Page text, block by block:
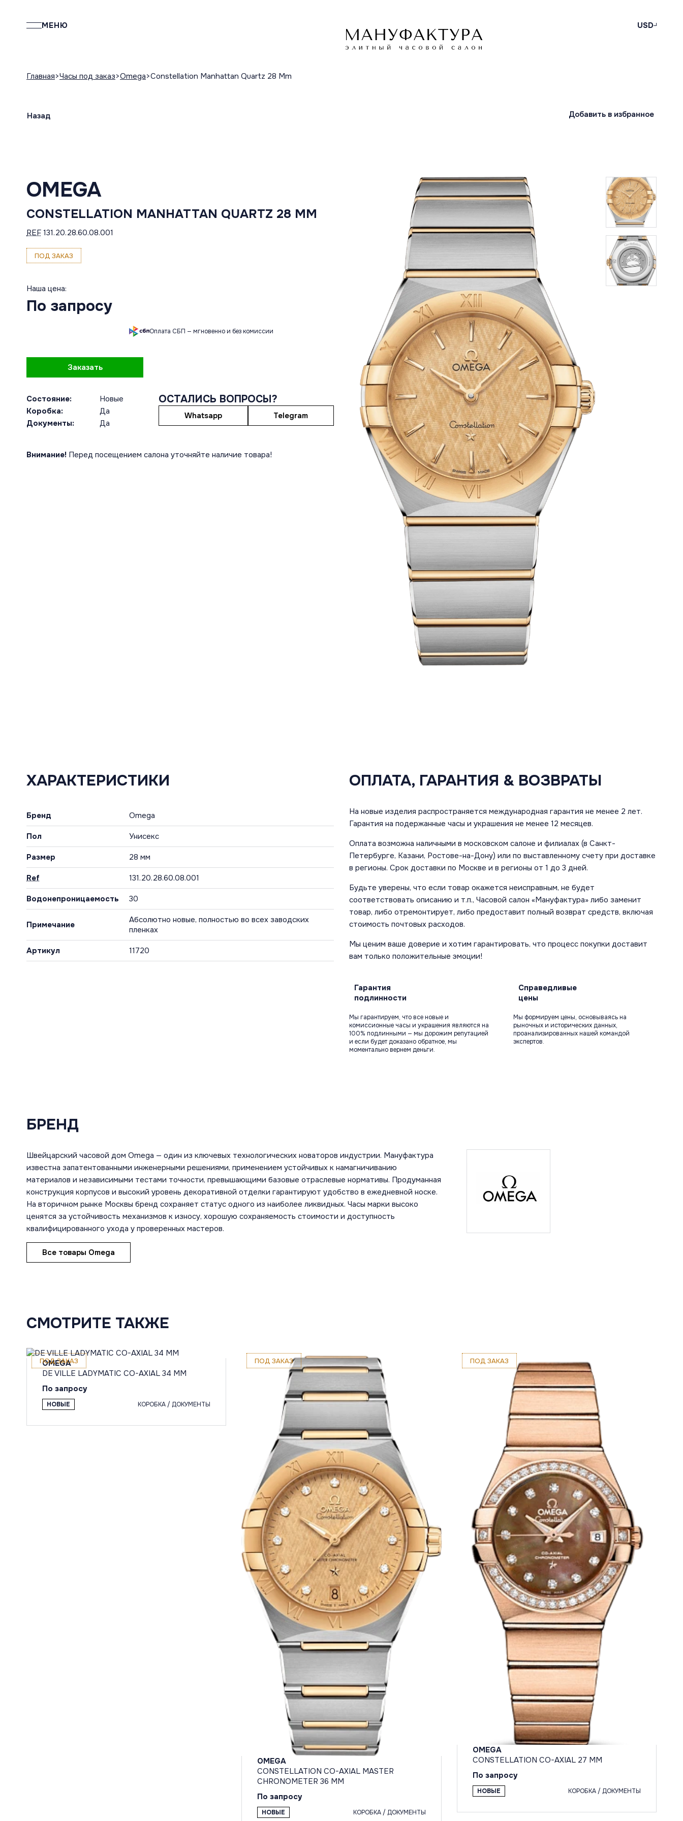
МЕНЮ USD
Главная Часы под заказ Omega Constellation Manhattan Quartz 28 Mm
Назад Добавить в избранное
OMEGA
CONSTELLATION MANHATTAN QUARTZ 28 MM
REF 131.20.28.60.08.001
ПОД ЗАКАЗ
Наша цена:
По запросу
Оплата СБП — мгновенно и без комиссии
Заказать
Состояние:
Новые
Коробка:
Да
Документы:
Да
ОСТАЛИСЬ ВОПРОСЫ?
Whatsapp Telegram
Внимание! Перед посещением салона уточняйте наличие товара!
ХАРАКТЕРИСТИКИ
Бренд Omega
Пол Унисекс
Размер 28 мм
Ref 131.20.28.60.08.001
Водонепроницаемость 30
Примечание
Абсолютно новые, полностью во всех заводских
пленках
Артикул 11720
ОПЛАТА, ГАРАНТИЯ & ВОЗВРАТЫ
На новые изделия распространяется международная гарантия не менее 2 лет.
Гарантия на подержанные часы и украшения не менее 12 месяцев.
Оплата возможна наличными в московском салоне и филиалах (в Санкт-
Петербурге, Казани, Ростове-на-Дону) или по выставленному счету при доставке
в регионы. Срок доставки по Москве и в регионы от 1 до 3 дней.
Будьте уверены, что если товар окажется неисправным, не будет
соответствовать описанию и т.п., Часовой салон «Мануфактура» либо заменит
товар, либо отремонтирует, либо предоставит полный возврат средств, включая
стоимость почтовых расходов.
Мы ценим ваше доверие и хотим гарантировать, что процесс покупки доставит
вам только положительные эмоции!
Гарантия
подлинности
Мы гарантируем, что все новые и
комиссионные часы и украшения являются на
100% подлинными — мы дорожим репутацией
и если будет доказано обратное, мы
моментально вернем деньги.
Справедливые
цены
Мы формируем цены, основываясь на
рыночных и исторических данных,
проанализированных нашей командой
экспертов.
БРЕНД
Швейцарский часовой дом Omega — один из ключевых технологических новаторов индустрии. Мануфактура
известна запатентованными инженерными решениями, применением устойчивых к намагничиванию
материалов и независимыми тестами точности, превышающими базовые отраслевые нормативы. Продуманная
конструкция корпусов и высокий уровень декоративной отделки гарантируют удобство в ежедневной носке.
На вторичном рынке Москвы бренд сохраняет статус одного из наиболее ликвидных. Часы марки высоко
ценятся за устойчивость механизмов к износу, хорошую сохраняемость стоимости и доступность
квалифицированного ухода у проверенных мастеров.
Все товары Omega
СМОТРИТЕ ТАКЖЕ
ПОД ЗАКАЗ
OMEGA
DE VILLE LADYMATIC CO-AXIAL 34 MM
По запросу
НОВЫЕ КОРОБКА / ДОКУМЕНТЫ
ПОД ЗАКАЗ
OMEGA
CONSTELLATION CO-AXIAL MASTER
CHRONOMETER 36 MM
По запросу
НОВЫЕ КОРОБКА / ДОКУМЕНТЫ
ПОД ЗАКАЗ
OMEGA
CONSTELLATION CO-AXIAL 27 MM
По запросу
НОВЫЕ КОРОБКА / ДОКУМЕНТЫ